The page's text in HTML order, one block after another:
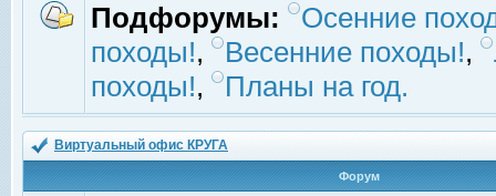
Подфорумы:
Осенние
походы!, Весенние походы!,
походы!, Планы на год.
Виртуальный офис КРУГА
Форум